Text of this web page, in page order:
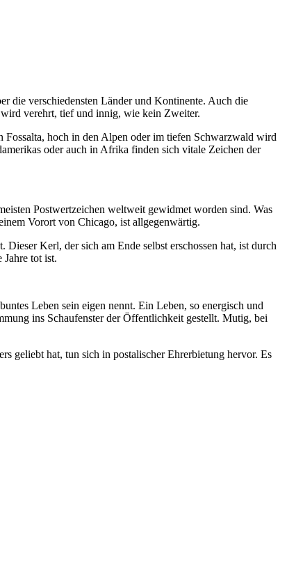
die verschiedensten Länder und Kontinente. Auch die
wird verehrt, tief und innig, wie kein Zweiter.
Fossalta, hoch in den Alpen oder im tiefen Schwarzwald wird
oder auch in Afrika finden sich vitale Zeichen der
Postwertzeichen weltweit gewidmet worden sind. Was
Vorort von Chicago, ist allgegenwärtig.
Kerl, der sich am Ende selbst erschossen hat, ist durch
tot ist.
Leben sein eigen nennt. Ein Leben, so energisch und
ins Schaufenster der Öffentlichkeit gestellt. Mutig, bei
geliebt hat, tun sich in postalischer Ehrerbietung hervor. Es